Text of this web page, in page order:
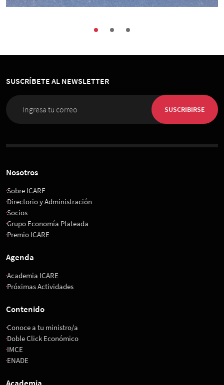
01 de Diciembre 2026, 08:00 horas
Espacio Riesco
SUSCRÍBETE AL NEWSLETTER
SUSCRIBIRSE
Nosotros
Sobre ICARE
Directorio y Administración
Socios
Grupo Economía Plateada
Premio ICARE
Agenda
Academia ICARE
Próximas Actividades
Contenido
Conoce a tu ministro/a
Doble Click Económico
IMCE
ENADE